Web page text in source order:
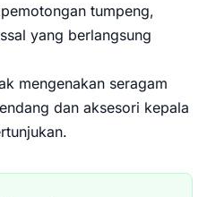
tumpeng,
yang berlangsung
mengenakan seragam
dan aksesori kepala